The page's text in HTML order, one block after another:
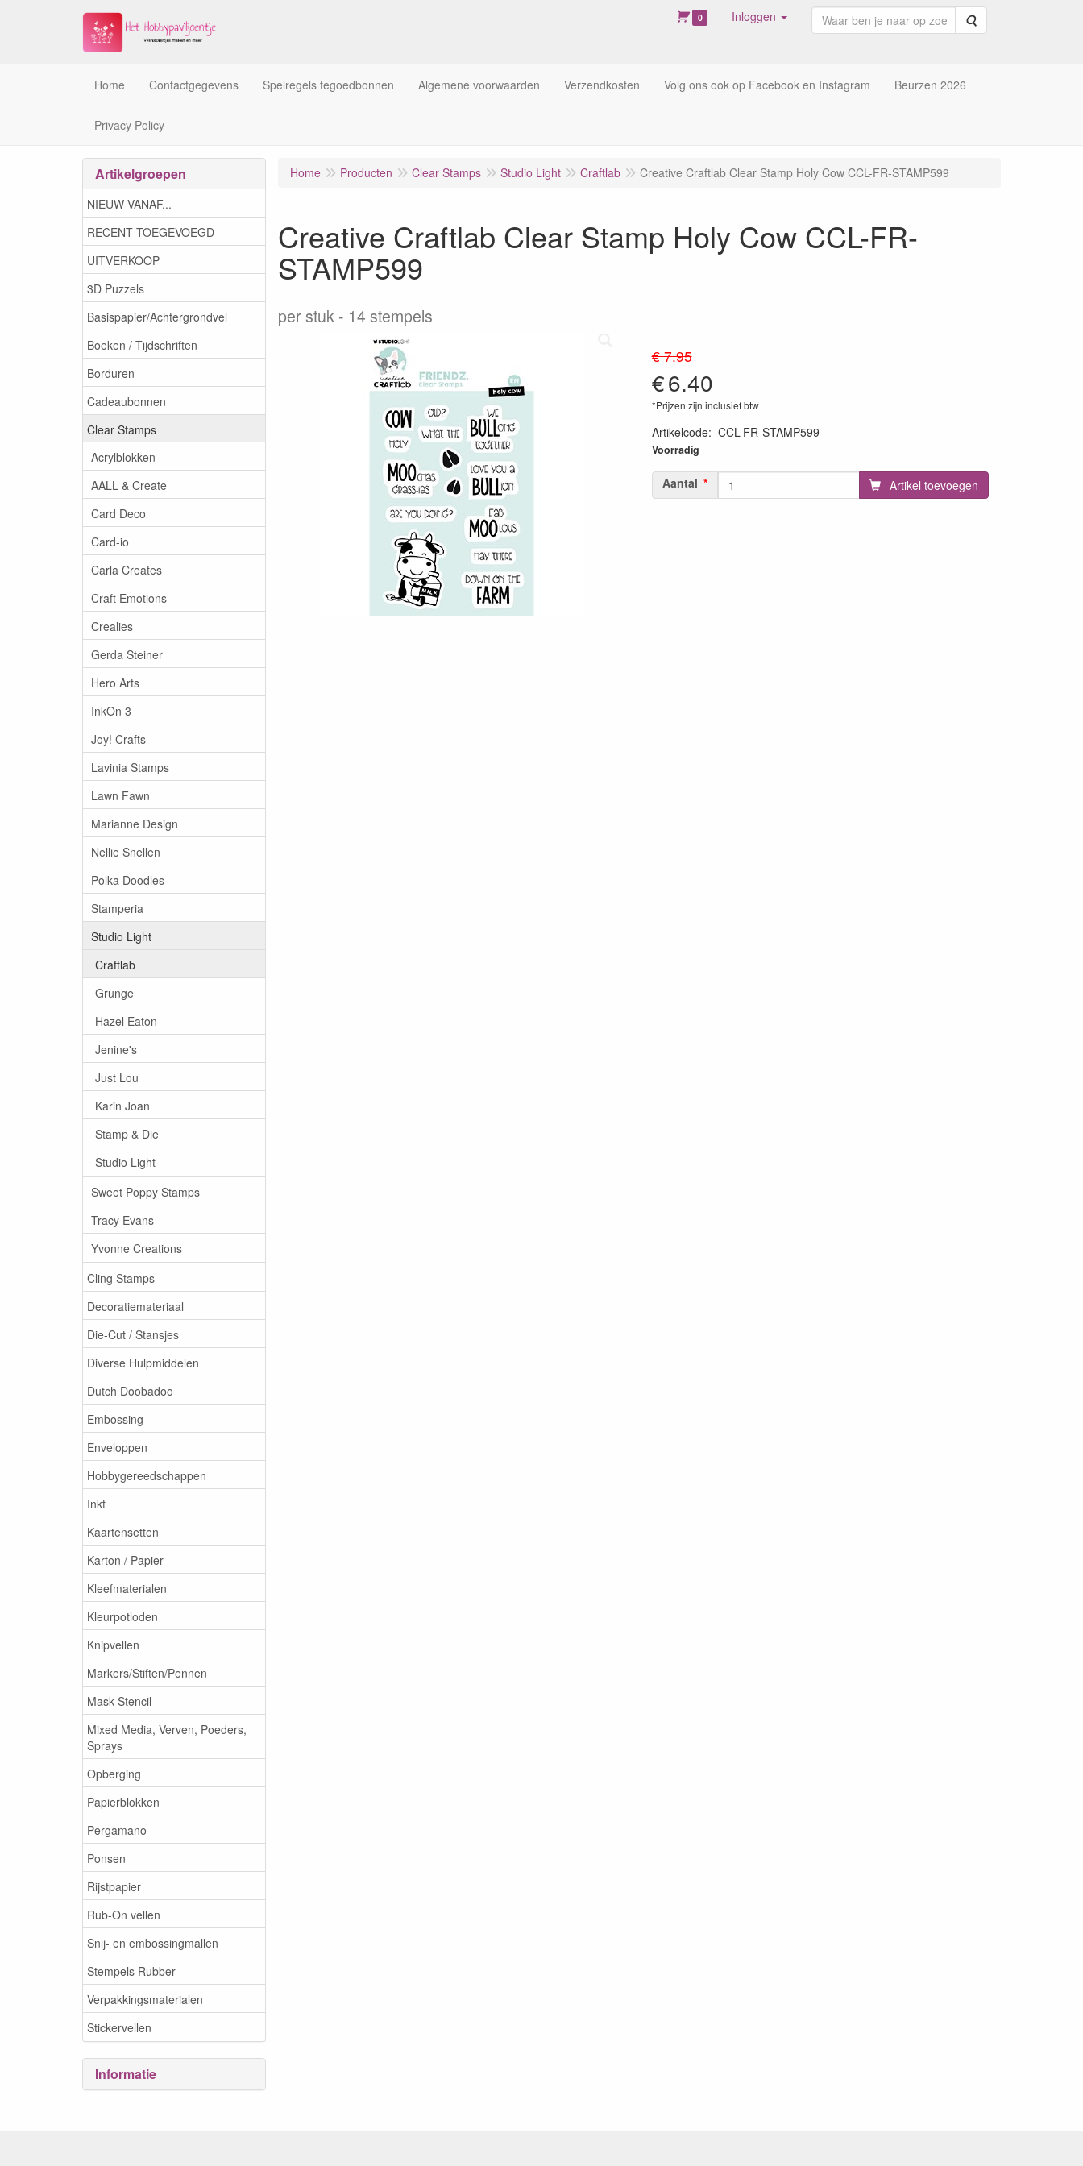
0 Inloggen Zoeken
Home Contactgegevens Spelregels tegoedbonnen Algemene voorwaarden Verzendkosten Volg ons ook op Facebook en Instagram Beurzen 2026
Privacy Policy
Artikelgroepen
NIEUW VANAF...
RECENT TOEGEVOEGD
UITVERKOOP
3D Puzzels
Basispapier/Achtergrondvel
Boeken / Tijdschriften
Borduren
Cadeaubonnen
Clear Stamps
Acrylblokken
AALL & Create
Card Deco
Card-io
Carla Creates
Craft Emotions
Crealies
Gerda Steiner
Hero Arts
InkOn 3
Joy! Crafts
Lavinia Stamps
Lawn Fawn
Marianne Design
Nellie Snellen
Polka Doodles
Stamperia
Studio Light
Craftlab
Grunge
Hazel Eaton
Jenine's
Just Lou
Karin Joan
Stamp & Die
Studio Light
Sweet Poppy Stamps
Tracy Evans
Yvonne Creations
Cling Stamps
Decoratiemateriaal
Die-Cut / Stansjes
Diverse Hulpmiddelen
Dutch Doobadoo
Embossing
Enveloppen
Hobbygereedschappen
Inkt
Kaartensetten
Karton / Papier
Kleefmaterialen
Kleurpotloden
Knipvellen
Markers/Stiften/Pennen
Mask Stencil
Mixed Media, Verven, Poeders,
Sprays
Opberging
Papierblokken
Pergamano
Ponsen
Rijstpapier
Rub-On vellen
Snij- en embossingmallen
Stempels Rubber
Verpakkingsmaterialen
Stickervellen
Informatie
Home Producten Clear Stamps Studio Light Craftlab Creative Craftlab Clear Stamp Holy Cow CCL-FR-STAMP599
Creative Craftlab Clear Stamp Holy Cow CCL-FR-
STAMP599
per stuk 14 stempels
€ 7.95
€6.40
*Prijzen zijn inclusief btw
Artikelcode: CCL-FR-STAMP599
Voorradig
Aantal Artikel toevoegen